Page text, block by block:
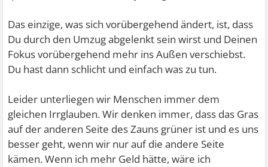
Das einzige, was sich vorübergehend ändert, ist, dass
Du durch den Umzug abgelenkt sein wirst und Deinen
Fokus vorübergehend mehr ins Außen verschiebst.
Du hast dann schlicht und einfach was zu tun.
Leider unterliegen wir Menschen immer dem
gleichen Irrglauben. Wir denken immer, dass das Gras
auf der anderen Seite des Zauns grüner ist und es uns
besser geht, wenn wir nur auf die andere Seite
kämen. Wenn ich mehr Geld hätte, wäre ich